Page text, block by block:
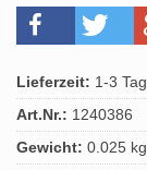
Lieferzeit: 1-3
Art.Nr.: 1240386
Gewicht: 0.025 kg